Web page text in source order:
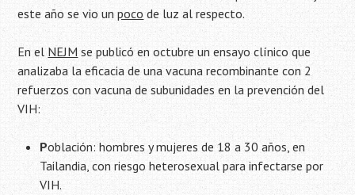
este año se vio unpocode luz al respecto.
En el NEJMse publicó en octubre un ensayo clínico que
analizaba la eficacia de una vacuna recombinante con 2
refuerzos con vacuna de subunidades en la prevención del
VIH:
Población: hombres y mujeres de 18 a 30 años, en
Tailandia, con riesgo heterosexual para infectarse por
VIH.